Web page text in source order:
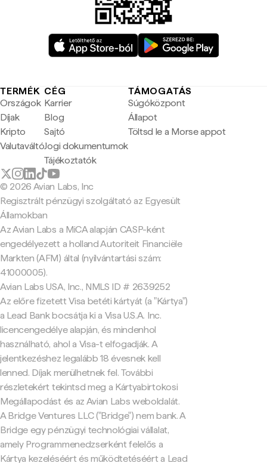
TERMÉK
Országok
Díjak
Kripto
Valutaváltó
CÉG
Karrier
Blog
Sajtó
Jogi dokumentumok
Tájékoztatók
TÁMOGATÁS
Súgóközpont
Állapot
Töltsd le a Morse appot
© 2026 Avian Labs, Inc
Regisztrált pénzügyi szolgáltató az Egyesült
Államokban
Az Avian Labs a MiCA alapján CASP-ként
engedélyezett a holland Autoriteit Financiële
Markten (AFM) által (nyilvántartási szám:
41000005).
Avian Labs USA, Inc., NMLS ID # 2639252
Az előre fizetett Visa betéti kártyát (a "Kártya")
a Lead Bank bocsátja ki a Visa U.S.A. Inc.
licencengedélye alapján, és mindenhol
használható, ahol a Visa-t elfogadják. A
jelentkezéshez legalább 18 évesnek kell
lenned. Díjak merülhetnek fel. További
részletekért tekintsd meg a Kártyabirtokosi
Megállapodást és az Avian Labs weboldalát.
A Bridge Ventures LLC ("Bridge") nem bank. A
Bridge egy pénzügyi technológiai vállalat,
amely Programmenedzserként felelős a
Kártya kezeléséért és működtetéséért a Lead